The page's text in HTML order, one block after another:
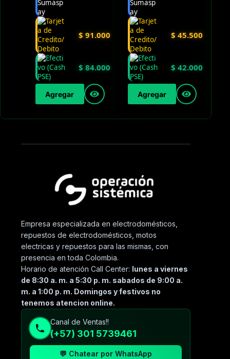
$ 91.000
$ 84.000
Agregar
$ 45.500
$ 42.000
Agregar
Empresa especializada en electrodomésticos,
repuestos de electrodomésticos, motos
electricas y repuestos para las mismas, con
presencia en toda Colombia.
Horario de atención Call Center: lunes a viernes
de 8:30 a. m. a 5:30 p. m. sabados de 9:00 a.
m. a 1:00 p. m. Domingos y festivos no
tenemos atencion online.
Canal de Ventas!!
(+57) 301 5739461
💬 Chatear por WhatsApp